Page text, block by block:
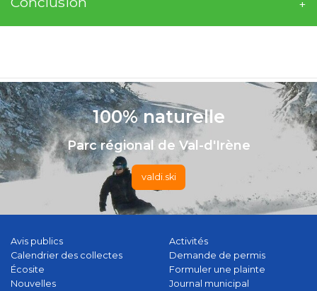
100% naturelle
Parc régional de Val-d'Irène
valdi.ski
Avis publics
Calendrier des collectes
Écosite
Nouvelles
Activités
Demande de permis
Formuler une plainte
Journal municipal